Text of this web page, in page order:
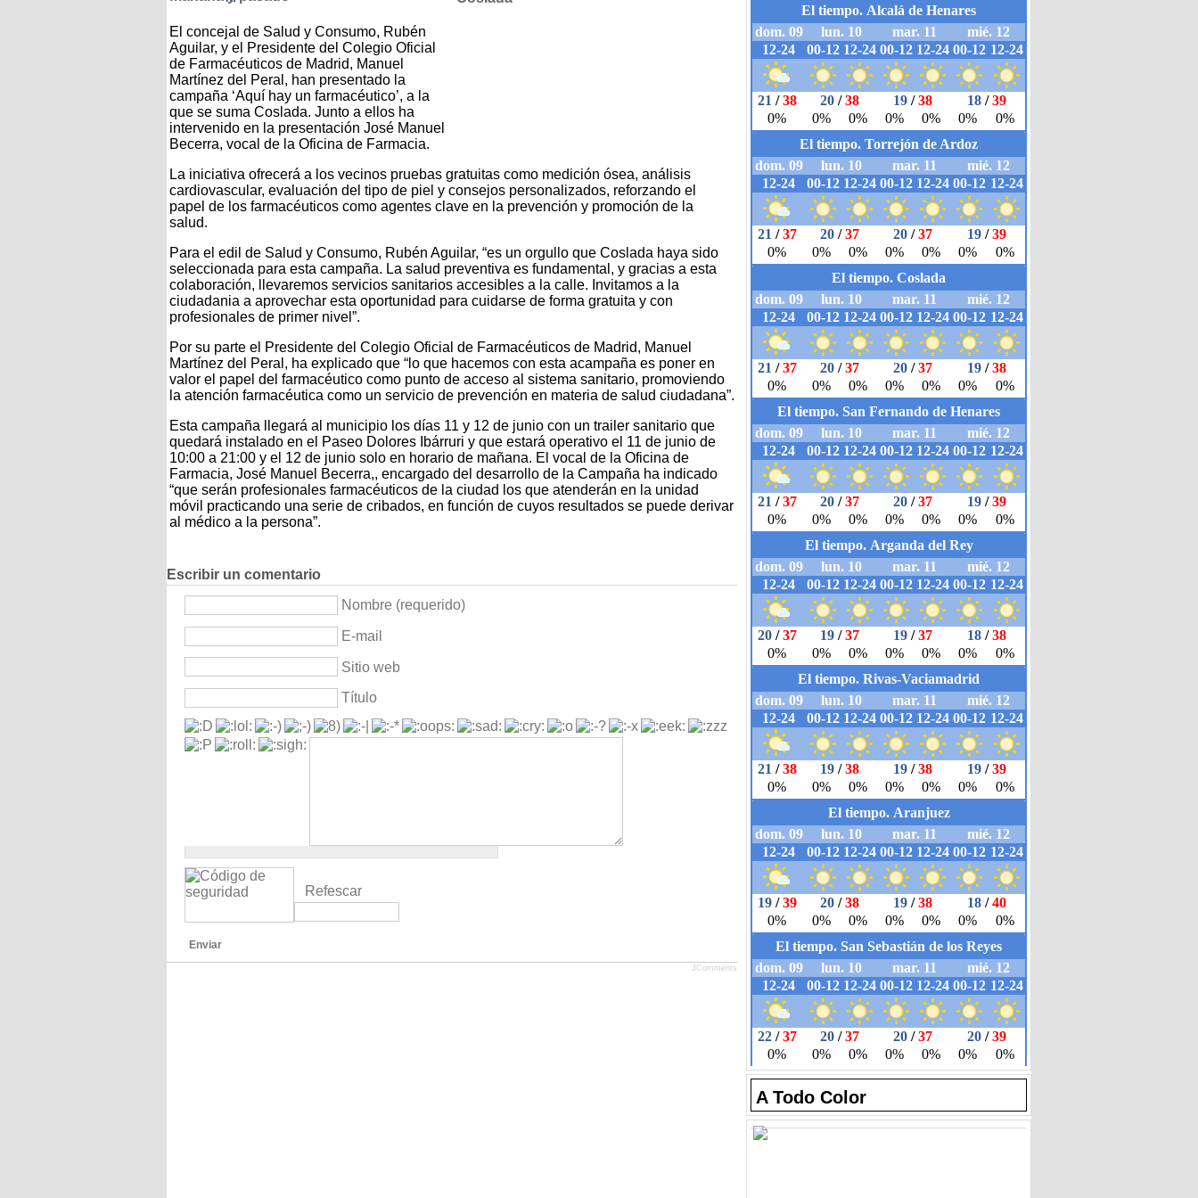
El concejal de Salud y Consumo, Rubén
Aguilar, y el Presidente del Colegio Oficial
de Farmacéuticos de Madrid, Manuel
Martínez del Peral, han presentado la
campaña ‘Aquí hay un farmacéutico’, a la
que se suma Coslada. Junto a ellos ha
intervenido en la presentación José Manuel
Becerra, vocal de la Oficina de Farmacia.
La iniciativa ofrecerá a los vecinos pruebas gratuitas como medición ósea, análisis
cardiovascular, evaluación del tipo de piel y consejos personalizados, reforzando el
papel de los farmacéuticos como agentes clave en la prevención y promoción de la
salud.
Para el edil de Salud y Consumo, Rubén Aguilar, “es un orgullo que Coslada haya sido
seleccionada para esta campaña. La salud preventiva es fundamental, y gracias a esta
colaboración, llevaremos servicios sanitarios accesibles a la calle. Invitamos a la
ciudadania a aprovechar esta oportunidad para cuidarse de forma gratuita y con
profesionales de primer nivel”.
Por su parte el Presidente del Colegio Oficial de Farmacéuticos de Madrid, Manuel
Martínez del Peral, ha explicado que “lo que hacemos con esta acampaña es poner en
valor el papel del farmacéutico como punto de acceso al sistema sanitario, promoviendo
la atención farmacéutica como un servicio de prevención en materia de salud ciudadana”.
Esta campaña llegará al municipio los días 11 y 12 de junio con un trailer sanitario que
quedará instalado en el Paseo Dolores Ibárruri y que estará operativo el 11 de junio de
10:00 a 21:00 y el 12 de junio solo en horario de mañana. El vocal de la Oficina de
Farmacia, José Manuel Becerra,, encargado del desarrollo de la Campaña ha indicado
“que serán profesionales farmacéuticos de la ciudad los que atenderán en la unidad
móvil practicando una serie de cribados, en función de cuyos resultados se puede derivar
al médico a la persona”.
Escribir un comentario
Nombre (requerido)
E-mail
Sitio web
Título
Refescar
Enviar
JComments
A Todo Color